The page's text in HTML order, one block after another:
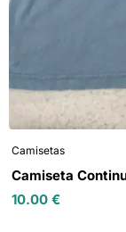
Camisetas
Camiseta
10.00€